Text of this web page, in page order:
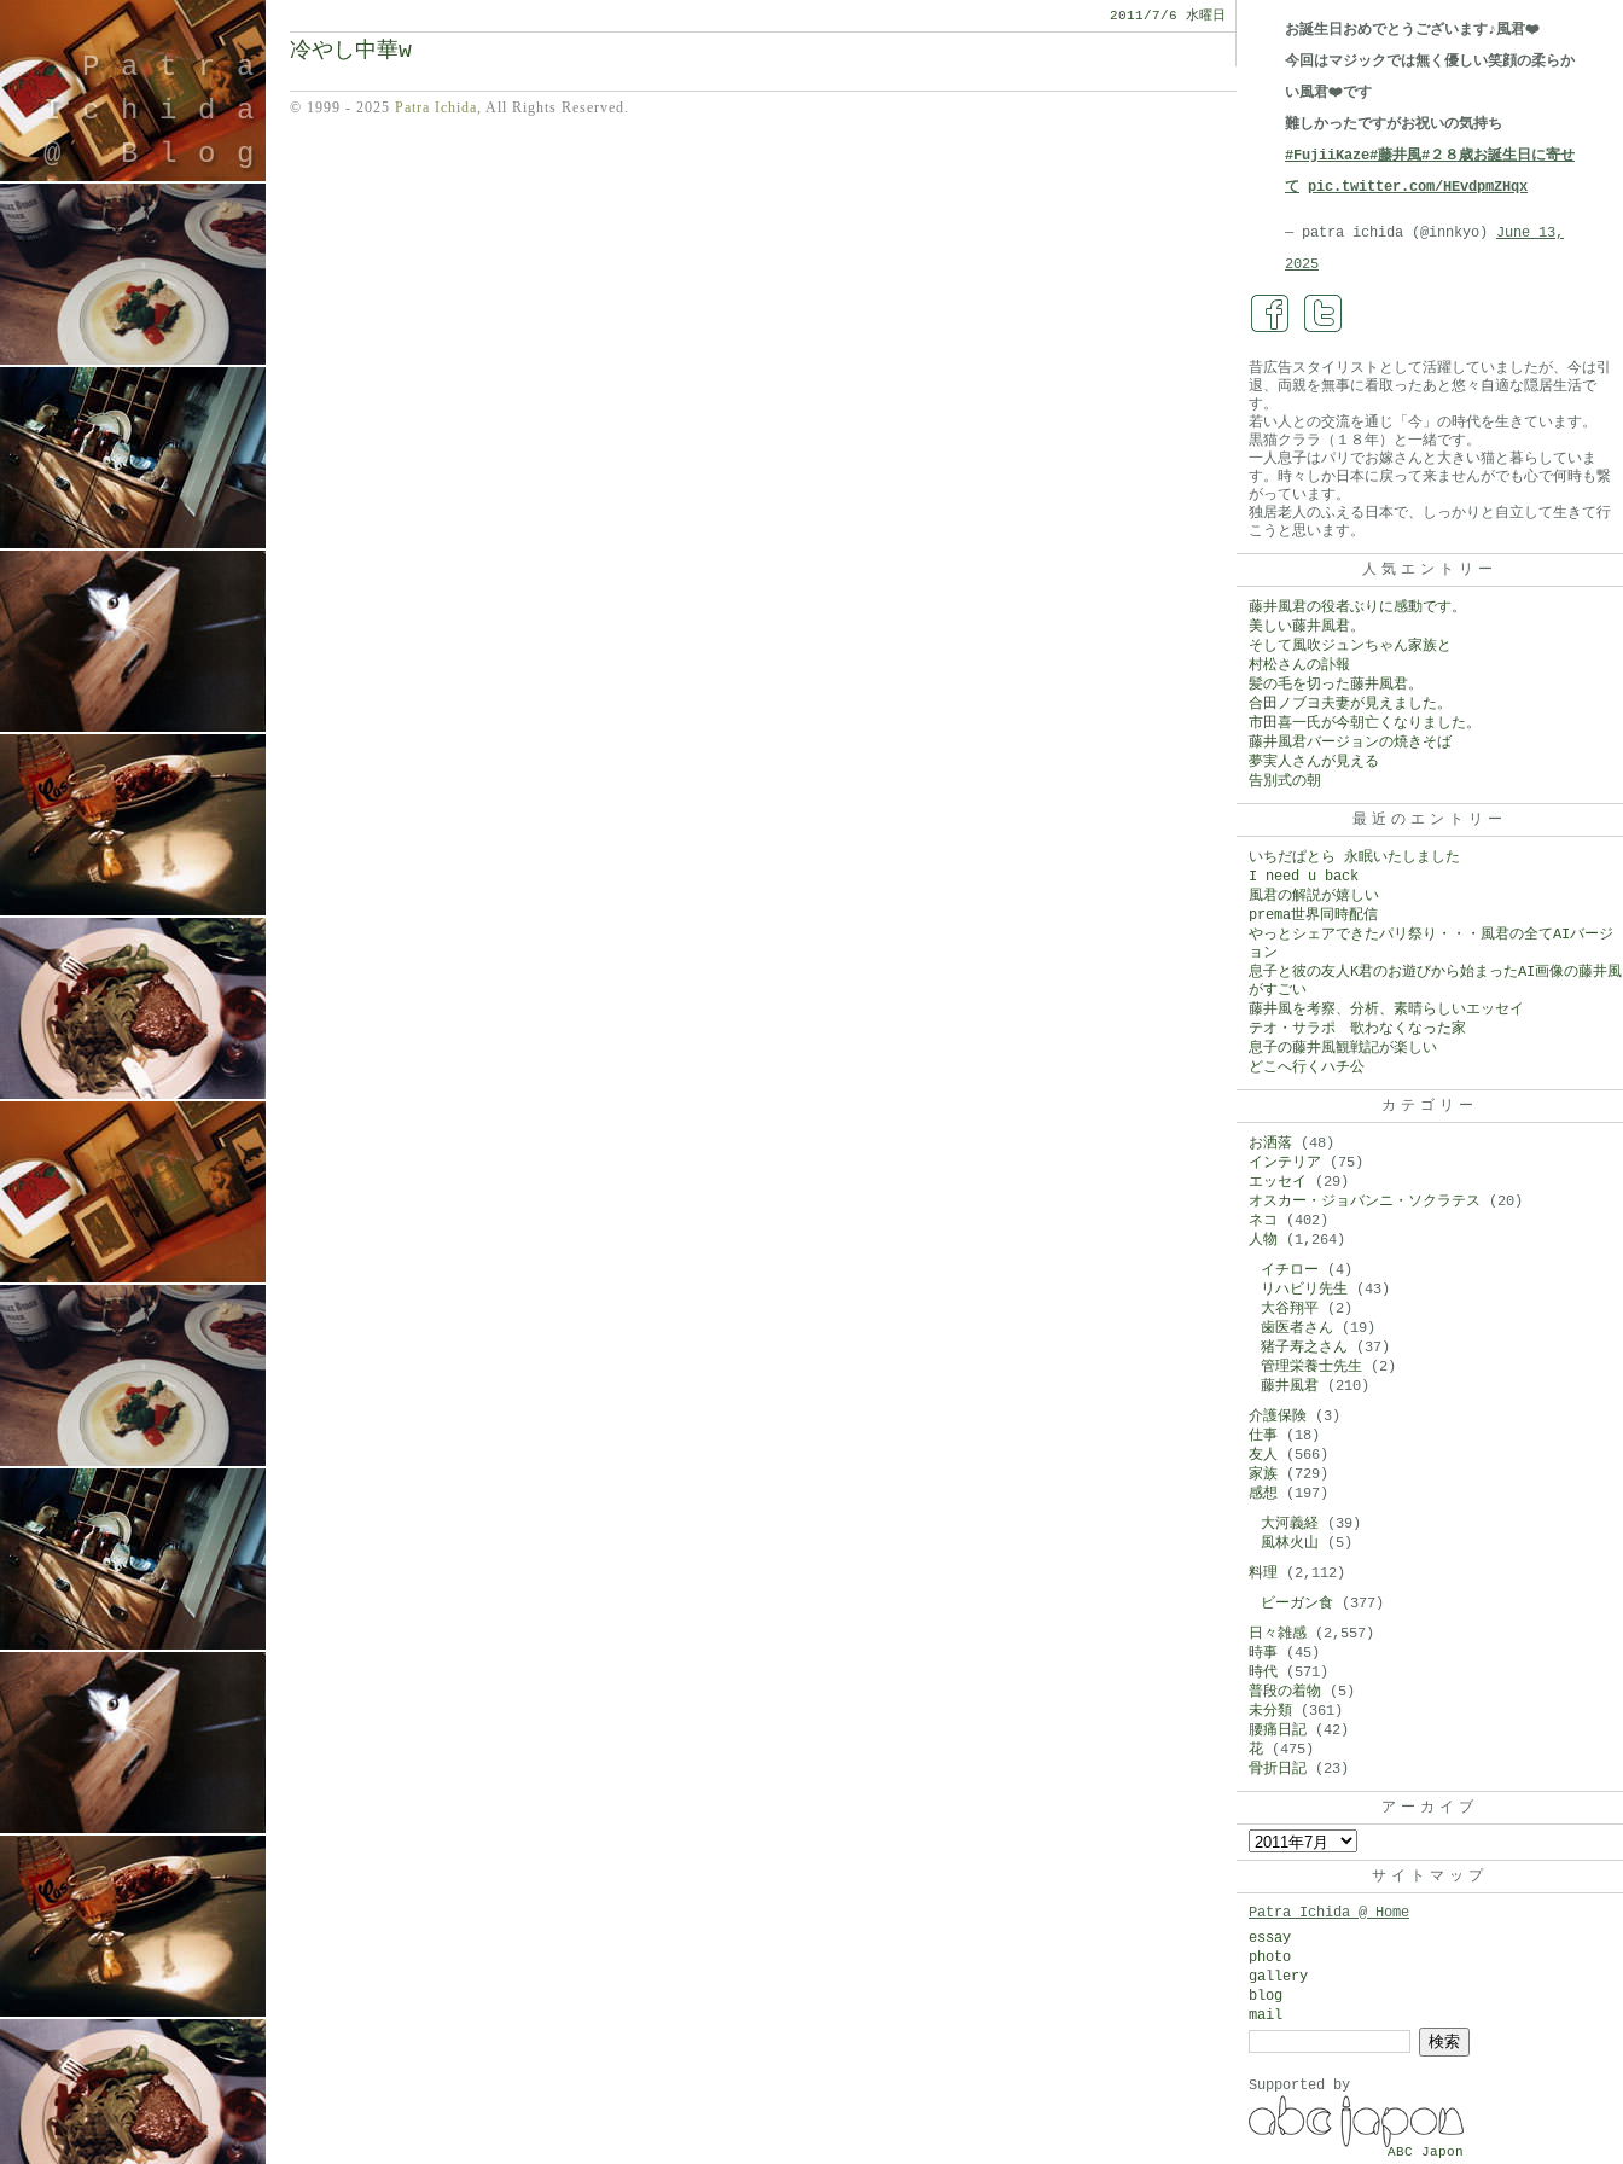
Patra
Ichida
@ Blog
引退したスタイリストの隠居ブログ
2011/7/6 水曜日
冷やし中華w
お誕生日おめでとうございます♪風君❤️
今回はマジックでは無く優しい笑顔の柔らか
い風君❤️です
難しかったですがお祝いの気持ち
#FujiiKaze#藤井風#２８歳お誕生日に寄せ
て pic.twitter.com/HEvdpmZHqx
— patra ichida (@innkyo) June 13,
2025
昔広告スタイリストとして活躍していましたが、今は引
退、両親を無事に看取ったあと悠々自適な隠居生活で
す。
若い人との交流を通じ「今」の時代を生きています。
黒猫クララ（１８年）と一緒です。
一人息子はパリでお嫁さんと大きい猫と暮らしていま
す。時々しか日本に戻って来ませんがでも心で何時も繋
がっています。
独居老人のふえる日本で、しっかりと自立して生きて行
こうと思います。
人気エントリー
藤井風君の役者ぶりに感動です。
美しい藤井風君。
そして風吹ジュンちゃん家族と
村松さんの訃報
髪の毛を切った藤井風君。
合田ノブヨ夫妻が見えました。
市田喜一氏が今朝亡くなりました。
藤井風君バージョンの焼きそば
夢実人さんが見える
告別式の朝
最近のエントリー
いちだぱとら 永眠いたしました
I need u back
風君の解説が嬉しい
prema世界同時配信
やっとシェアできたパリ祭り・・・風君の全てAIバージ
ョン
息子と彼の友人K君のお遊びから始まったAI画像の藤井風
がすごい
藤井風を考察、分析、素晴らしいエッセイ
テオ・サラポ 歌わなくなった家
息子の藤井風観戦記が楽しい
どこへ行くハチ公
カテゴリー
お洒落 (48)
インテリア (75)
エッセイ
(29)
オスカー・ジョバンニ・ソクラテス (20)
ネコ
(402)
人物 (1,264)
イチロー (4)
リハビリ先生 (43)
大谷翔平 (2)
歯医者さん (19)
猪子寿之さん (37)
管理栄養士先生 (2)
藤井風君 (210)
介護保険 (3)
仕事 (18)
友人 (566)
家族 (729)
感想 (197)
大河義経 (39)
風林火山 (5)
料理 (2,112)
ビーガン食 (377)
日々雑感 (2,557)
時事 (45)
時代 (571)
普段の着物 (5)
未分類 (361)
腰痛日記 (42)
花 (475)
骨折日記 (23)
アーカイブ
イ
サイトマップ
Patra Ichida @ Home
essay
photo
gallery
blog
mail
Supported by
ABC Japon
© 1999 - 2025 Patra Ichida, All Rights Reserved.